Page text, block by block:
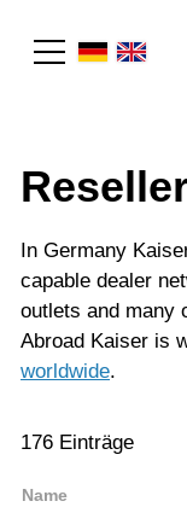
In Germany
capable dealer
outlets and many
Abroad Kaiser is
worldwide.
176 Einträge
Name